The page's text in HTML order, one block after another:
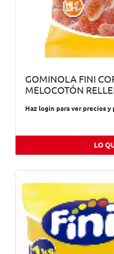
GOMINOLA FINI
MELOCOTÓN
Haz login para ver precios y
LO